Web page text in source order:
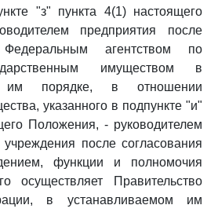
"з" пункта 4(1) настоящего
предприятия после
агентством по
имуществом в
им порядке, в отношении
указанного в подпункте "и"
Положения, - руководителем
учреждения после согласования
функции и полномочия
осуществляет Правительство
в устанавливаемом им